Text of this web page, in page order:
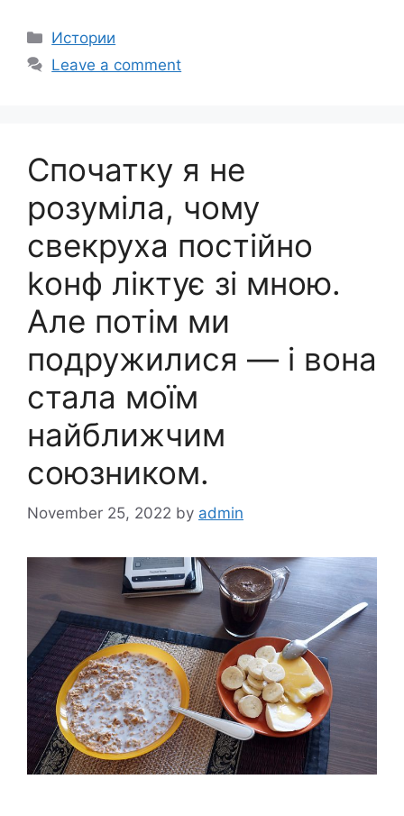
Categories
Истории
Leave a comment
Спочатку я не
розуміла, чому
свекруха постійно
kонф ліктує зі мною.
Але потім ми
подружилися — і вона
стала моїм
найближчим
союзником.
November 25, 2022 by admin